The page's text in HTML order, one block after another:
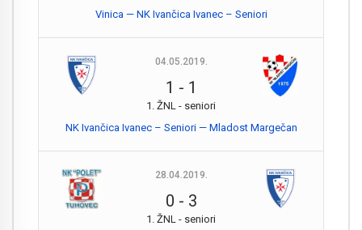
Vinica — NK Ivančica Ivanec – Seniori
04.05.2019.
1 - 1
1. ŽNL - seniori
NK Ivančica Ivanec – Seniori — Mladost Margečan
28.04.2019.
0 - 3
1. ŽNL - seniori